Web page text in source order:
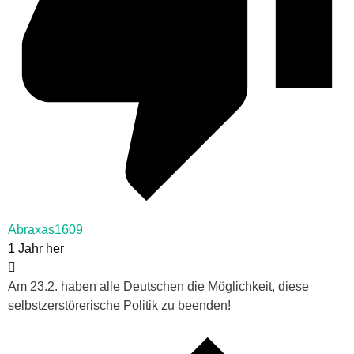
Abraxas1609
1 Jahr her
Am 23.2. haben alle Deutschen die Möglichkeit, diese
selbstzerstörerische Politik zu beenden!